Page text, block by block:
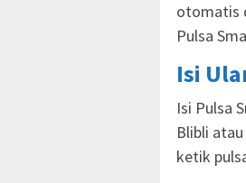
otomatis
Pulsa
Isi
Isi Pulsa
Blibli
ketik